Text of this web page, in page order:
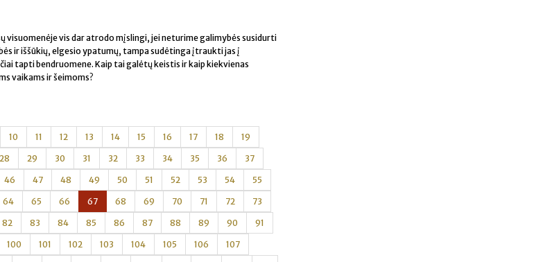
visuomenėje vis dar atrodo mįslingi, jei neturime galimybės susidurti
ir iššūkių, elgesio ypatumų, tampa sudėtinga įtraukti jas į
tapti bendruomene. Kaip tai galėtų keistis ir kaip kiekvienas
vaikams ir šeimoms?
10 11 12 13 14 15 16 17 18 19
28 29 30 31 32 33 34 35 36 37
46 47 48 49 50 51 52 53 54 55
64 65 66 67 68 69 70 71 72 73
82 83 84 85 86 87 88 89 90 91
100 101 102 103 104 105 106 107